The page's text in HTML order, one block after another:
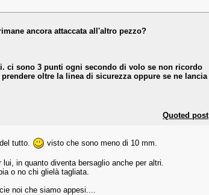
ancora attaccata all'altro pezzo?
ci sono 3 punti ogni secondo di volo se non ricordo
oltre la linea di sicurezza oppure se ne lancia
Quoted post
tutto. visto che sono meno di 10 mm.
in quanto diventa bersaglio anche per altri.
o no chi glielà tagliata.
noi che siamo appesi....